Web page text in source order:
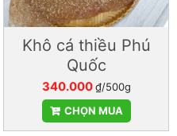
Khô cá thiều Phú
Quốc
340.000 ₫/500g
CHỌN MUA